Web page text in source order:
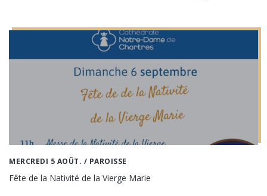
MERCREDI 5 AOÛT. / PAROISSE
Fête de la Nativité de la Vierge Marie